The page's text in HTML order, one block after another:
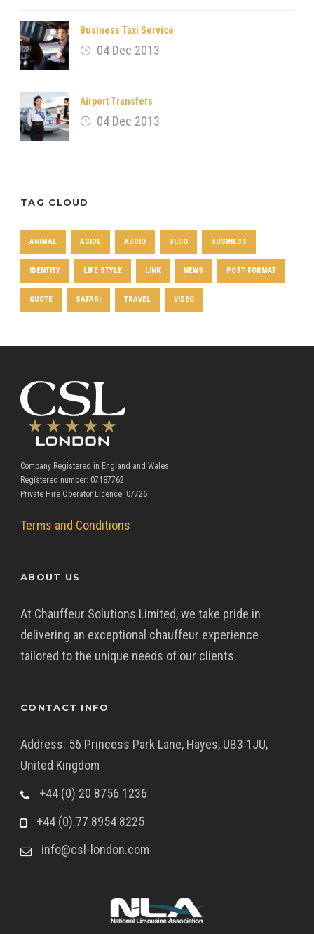
Business Taxi Service
04 Dec 2013
Airport Transfers
04 Dec 2013
TAG CLOUD
ANIMAL ASIDE AUDIO BLOG BUSINESS
IDENTITY LIFE STYLE LINK NEWS POST FORMAT
QUOTE SAFARI TRAVEL VIDEO
Company Registered in England and Wales
Registered number: 07187762
Private Hire Operator Licence: 07726
Terms and Conditions
ABOUT US
At Chauffeur Solutions Limited, we take pride in
delivering an exceptional chauffeur experience
tailored to the unique needs of our clients.
CONTACT INFO
Address: 56 Princess Park Lane, Hayes, UB3 1JU,
United Kingdom
+44 (0) 20 8756 1236
+44 (0) 77 8954 8225
info@csl-london.com